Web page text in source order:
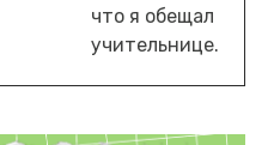
что я обещал
учительнице.